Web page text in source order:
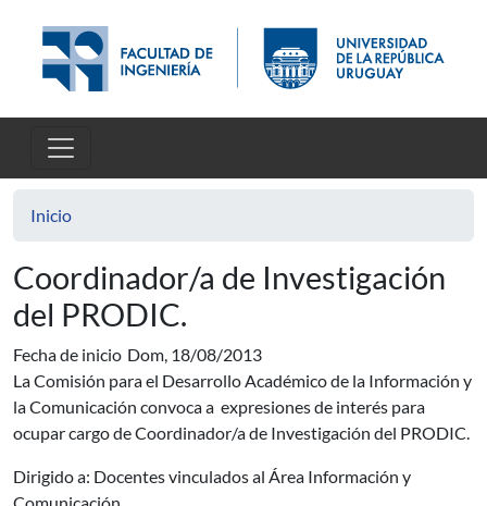
Inicio
Coordinador/a de Investigación
del PRODIC.
Fecha de inicio Dom, 18/08/2013
La Comisión para el Desarrollo Académico de la Información y
la Comunicación convoca a expresiones de interés para
ocupar cargo de Coordinador/a de Investigación del PRODIC.
Dirigido a: Docentes vinculados al Área Información y